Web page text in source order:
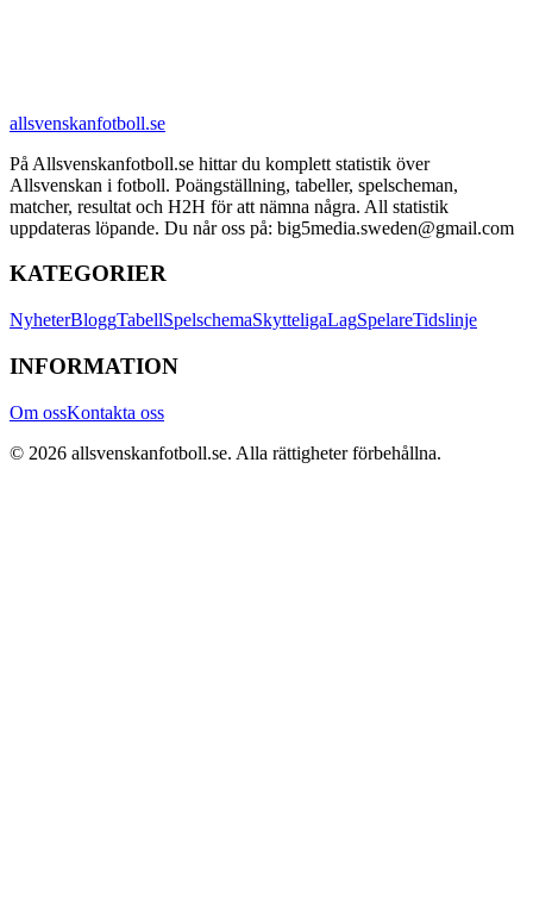
allsvenskanfotboll.se
På Allsvenskanfotboll.se hittar du komplett statistik över
Allsvenskan i fotboll. Poängställning, tabeller, spelscheman,
matcher, resultat och H2H för att nämna några. All statistik
uppdateras löpande. Du når oss på: big5media.sweden@gmail.com
KATEGORIER
NyheterBloggTabellSpelschemaSkytteligaLagSpelareTidslinje
INFORMATION
Om ossKontakta oss
© 2026 allsvenskanfotboll.se. Alla rättigheter förbehållna.